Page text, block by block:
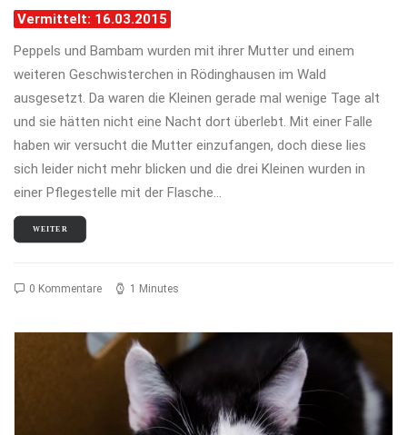
Vermittelt: 16.03.2015
Peppels und Bambam wurden mit ihrer Mutter und einem
weiteren Geschwisterchen in Rödinghausen im Wald
ausgesetzt. Da waren die Kleinen gerade mal wenige Tage alt
und sie hätten nicht eine Nacht dort überlebt. Mit einer Falle
haben wir versucht die Mutter einzufangen, doch diese lies
sich leider nicht mehr blicken und die drei Kleinen wurden in
einer Pflegestelle mit der Flasche…
WEITER
0 Kommentare 1 Minutes